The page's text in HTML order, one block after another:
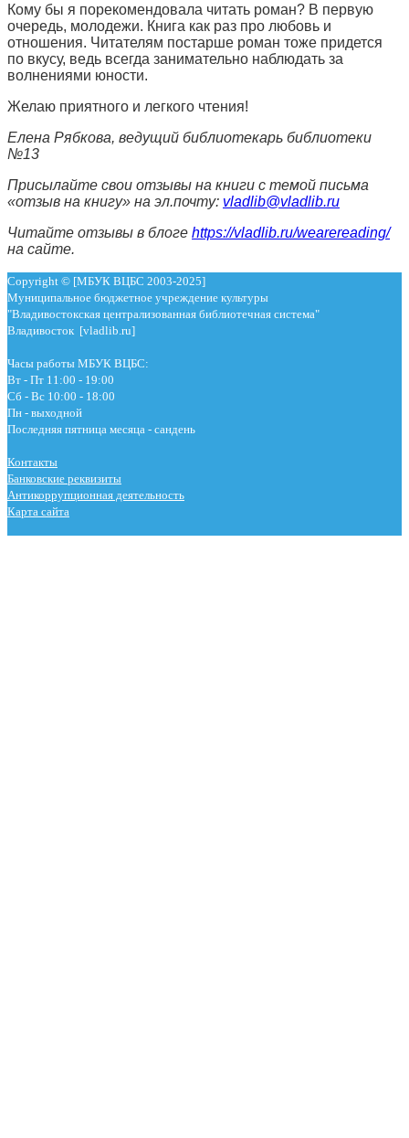
Кому бы я порекомендовала читать роман? В первую
очередь, молодежи. Книга как раз про любовь и
отношения. Читателям постарше роман тоже придется
по вкусу, ведь всегда занимательно наблюдать за
волнениями юности.
Желаю приятного и легкого чтения!
Елена Рябкова, ведущий библиотекарь библиотеки
№13
Присылайте свои отзывы на книги с темой письма
«отзыв на книгу» на эл.почту: vladlib@vladlib.ru
Читайте отзывы в блоге https://vladlib.ru/wearereading/
на сайте.
Copyright © [МБУК ВЦБС 2003-2025]
Муниципальное бюджетное учреждение культуры
"Владивостокская централизованная библиотечная система"
Владивосток [vladlib.ru]
Часы работы МБУК ВЦБС:
Вт - Пт 11:00 - 19:00
Сб - Вс 10:00 - 18:00
Пн - выходной
Последняя пятница месяца - сандень
Контакты
Банковские реквизиты
Антикоррупционная деятельность
Карта сайта